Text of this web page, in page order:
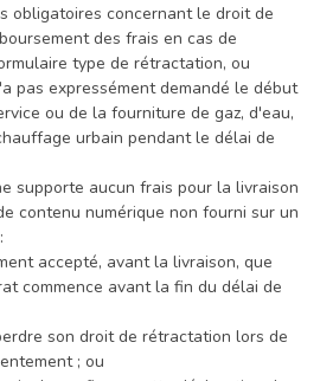
obligatoires concernant le droit de
des frais en cas de
type de rétractation, ou
pas expressément demandé le début
ou de la fourniture de gaz, d'eau,
urbain pendant le délai de
supporte aucun frais pour la livraison
contenu numérique non fourni sur un
accepté, avant la livraison, que
commence avant la fin du délai de
son droit de rétractation lors de
; ou